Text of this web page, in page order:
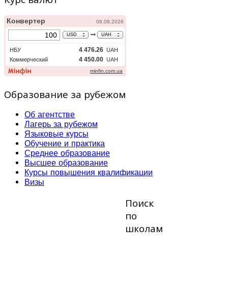
Образование за рубежом
Об агентстве
Лагерь за рубежом
Языковые курсы
Обучение и практика
Среднее образование
Высшее образование
Курсы повышения квалификации
Визы
Поиск
по
школам